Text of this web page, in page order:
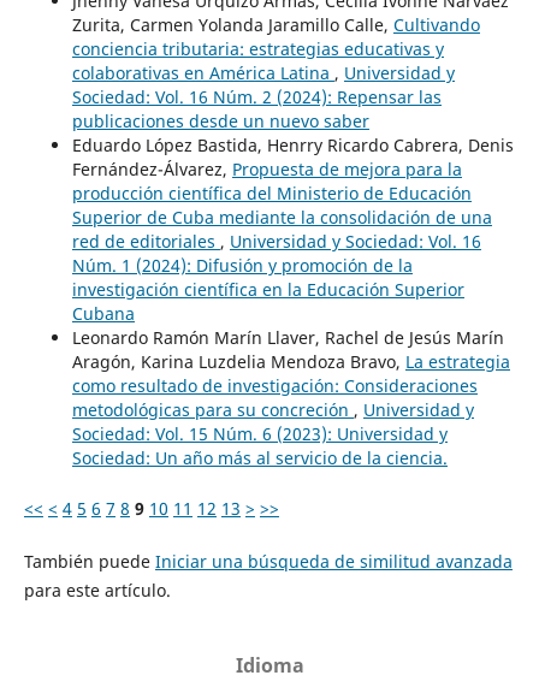
Zurita, Carmen Yolanda Jaramillo Calle, Cultivando
conciencia tributaria: estrategias educativas y
colaborativas en América Latina , Universidad y
Sociedad: Vol. 16 Núm. 2 (2024): Repensar las
publicaciones desde un nuevo saber
Eduardo López Bastida, Henrry Ricardo Cabrera, Denis
Fernández-Álvarez, Propuesta de mejora para la
producción científica del Ministerio de Educación
Superior de Cuba mediante la consolidación de una
red de editoriales , Universidad y Sociedad: Vol. 16
Núm. 1 (2024): Difusión y promoción de la
investigación científica en la Educación Superior
Cubana
Leonardo Ramón Marín Llaver, Rachel de Jesús Marín
Aragón, Karina Luzdelia Mendoza Bravo, La estrategia
como resultado de investigación: Consideraciones
metodológicas para su concreción , Universidad y
Sociedad: Vol. 15 Núm. 6 (2023): Universidad y
Sociedad: Un año más al servicio de la ciencia.
<< < 4 5 6 7 8 9 10 11 12 13 > >>
También puede Iniciar una búsqueda de similitud avanzada
para este artículo.
Idioma